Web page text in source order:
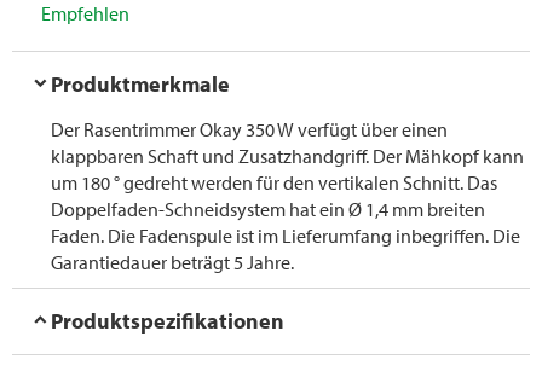
Empfehlen
Produktmerkmale
Der Rasentrimmer Okay 350 W verfügt über einen
klappbaren Schaft und Zusatzhandgriff. Der Mähkopf kann
um 180 ° gedreht werden für den vertikalen Schnitt. Das
Doppelfaden-Schneidsystem hat ein Ø 1,4 mm breiten
Faden. Die Fadenspule ist im Lieferumfang inbegriffen. Die
Garantiedauer beträgt 5 Jahre.
Produktspezifikationen